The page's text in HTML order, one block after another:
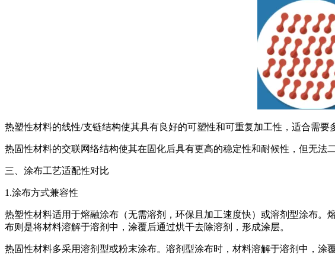
热塑性材料的线性/支链结构使其具有良好的可塑性和可重复加工性，适合需要
热固性材料的交联网络结构使其在固化后具有更高的稳定性和耐候性，但无法
三、涂布工艺适配性对比
1.涂布方式兼容性
热塑性材料适用于熔融涂布（无需溶剂，环保且加工速度快）或溶剂型涂布
布则是将材料溶解于溶剂中，涂覆后通过烘干去除溶剂，形成涂层。
热固性材料多采用溶剂型或粉末涂布。溶剂型涂布时，材料溶解于溶剂中，